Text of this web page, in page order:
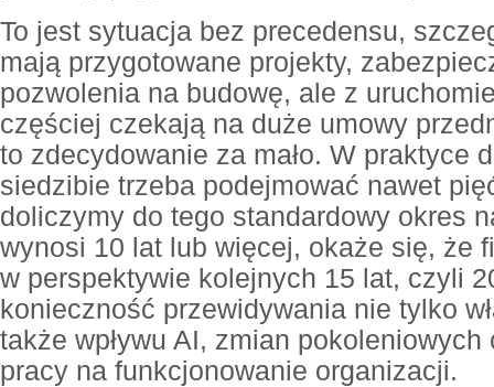
To jest sytuacja bez precedensu,
mają przygotowane projekty,
pozwolenia na budowę, ale z
częściej czekają na duże umowy
to zdecydowanie za mało. W praktyce
siedzibie trzeba podejmować nawet
doliczymy do tego standardowy okres
wynosi 10 lat lub więcej, okaże się, że
w perspektywie kolejnych 15 lat, czyli
konieczność przewidywania nie tylko
także wpływu AI, zmian
pracy na funkcjonowanie organizacji.